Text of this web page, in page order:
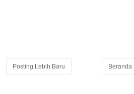
Posting Lebih Baru Beranda